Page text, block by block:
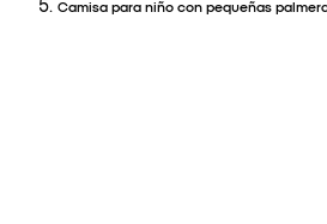
Camisa para niño con pequeñas